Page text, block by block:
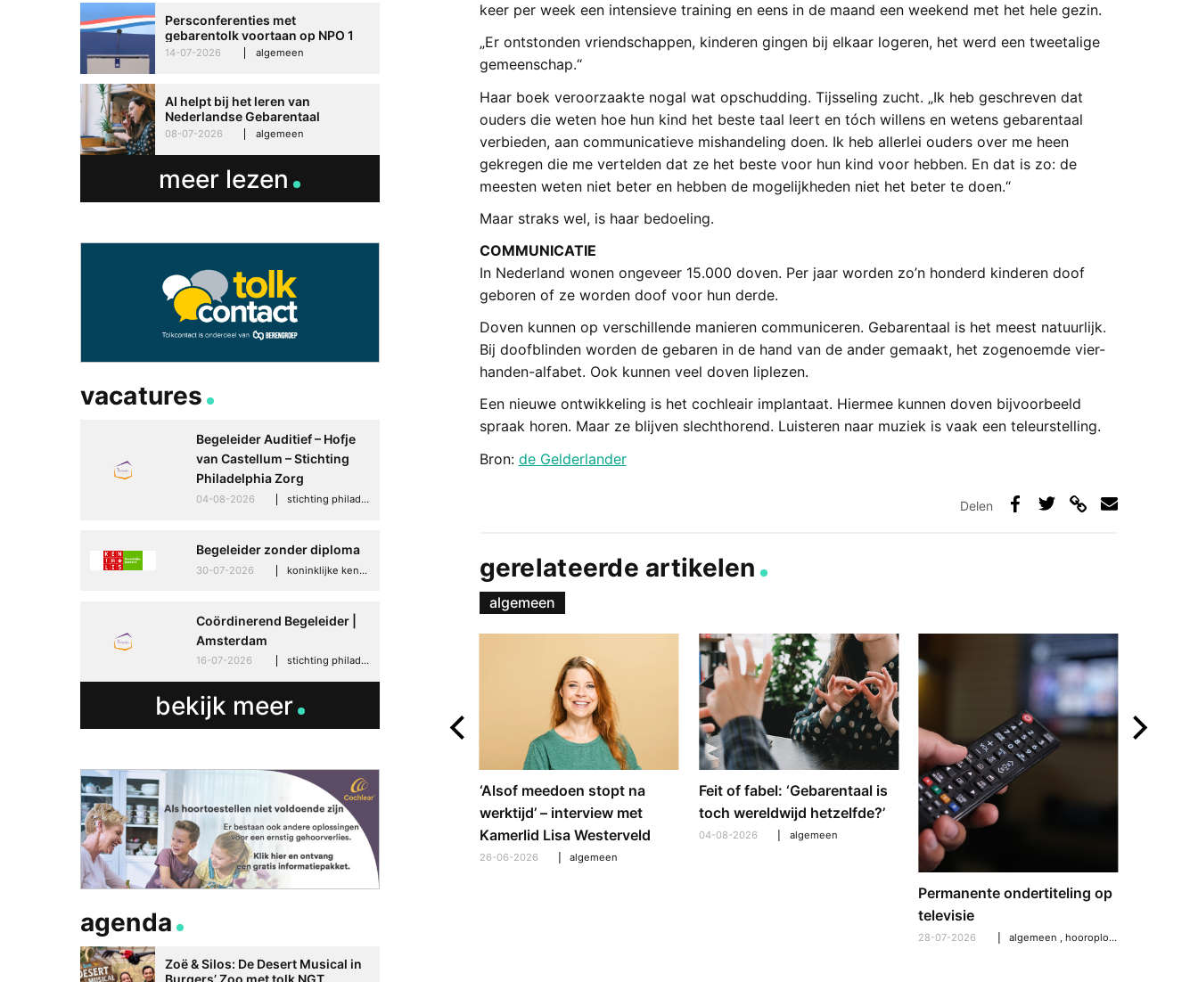
keer per week een intensieve training en eens in de maand een weekend met het hele gezin.
„Er ontstonden vriendschappen, kinderen gingen bij elkaar logeren, het werd een tweetalige
gemeenschap.“
Haar boek veroorzaakte nogal wat opschudding. Tijsseling zucht. „Ik heb geschreven dat
ouders die weten hoe hun kind het beste taal leert en tóch willens en wetens gebarentaal
verbieden, aan communicatieve mishandeling doen. Ik heb allerlei ouders over me heen
gekregen die me vertelden dat ze het beste voor hun kind voor hebben. En dat is zo: de
meesten weten niet beter en hebben de mogelijkheden niet het beter te doen.“
Maar straks wel, is haar bedoeling.
COMMUNICATIE
In Nederland wonen ongeveer 15.000 doven. Per jaar worden zo’n honderd kinderen doof
geboren of ze worden doof voor hun derde.
Doven kunnen op verschillende manieren communiceren. Gebarentaal is het meest natuurlijk.
Bij doofblinden worden de gebaren in de hand van de ander gemaakt, het zogenoemde vier-
handen-alfabet. Ook kunnen veel doven liplezen.
Een nieuwe ontwikkeling is het cochleair implantaat. Hiermee kunnen doven bijvoorbeeld
spraak horen. Maar ze blijven slechthorend. Luisteren naar muziek is vaak een teleurstelling.
Bron: de Gelderlander
Delen
gerelateerde artikelen
algemeen
Feit of fabel: ‘Gebarentaal is
toch wereldwijd hetzelfde?’
04-08-2026 algemeen
Permanente ondertiteling op
televisie
28-07-2026 algemeen ,hooroplossingen
Betere communicatie en
meer zelfvertrouwen: hoe
Speaksee Imelda helpt om te
groeien in haar werk
30-06-2026 advertorial
‘Alsof meedoen stopt na
werktijd’ – interview met
Kamerlid Lisa Westerveld
26-06-2026 algemeen
Persconferenties met
gebarentolk voortaan op NPO 1
Extra
14-07-2026 algemeen
AI helpt bij het leren van
Nederlandse Gebarentaal
08-07-2026 algemeen
meer lezen
vacatures
Begeleider Auditief – Hofje
van Castellum – Stichting
Philadelphia Zorg
04-08-2026 stichting philadelphia zorg, den haag
Begeleider zonder diploma
30-07-2026 koninklijke kentalis, scheveningen
Coördinerend Begeleider |
Amsterdam
16-07-2026 stichting philadelphia zorg, amsterdam
bekijk meer
agenda
Zoë & Silos: De Desert Musical in